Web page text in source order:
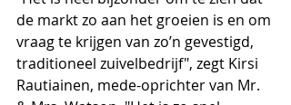
de markt zo aan het groeien is en om
vraag te krijgen van zo’n gevestigd,
traditioneel zuivelbedrijf", zegt Kirsi
Rautiainen, mede-oprichter van Mr.